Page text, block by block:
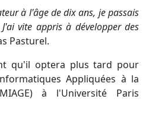
à l'âge de dix ans, je passais
vite appris à développer des
Pasturel.
qu'il optera plus tard pour
Appliquées à la
à l'Université Paris